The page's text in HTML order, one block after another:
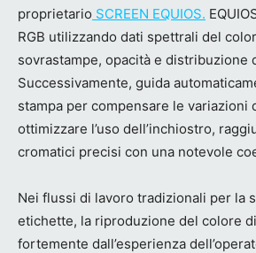
proprietario SCREEN EQUIOS.
RGB utilizzando dati spettrali del
sovrastampe, opacità e distribuzione
Successivamente, guida
stampa per compensare le variazioni
ottimizzare l’uso dell’inchiostro,
cromatici precisi con una notevole
Nei flussi di lavoro tradizionali per la
etichette, la riproduzione del colore
fortemente dall’esperienza